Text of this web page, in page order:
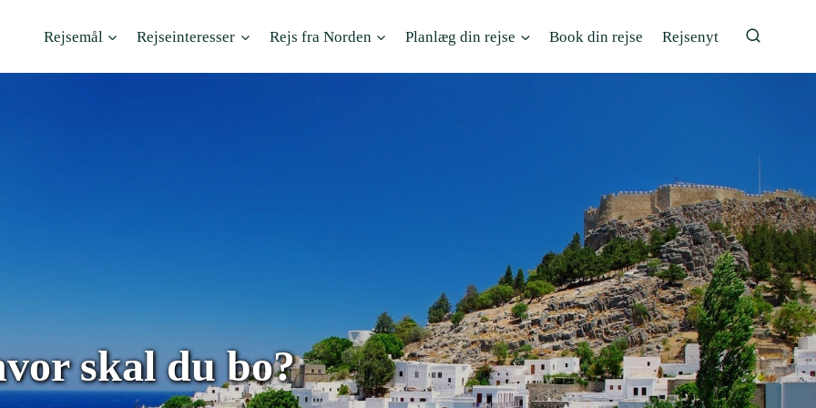
Rejsemål Rejseinteresser Rejs fra Norden Planlæg din rejse Book din rejse Rejsenyt
skal du bo?